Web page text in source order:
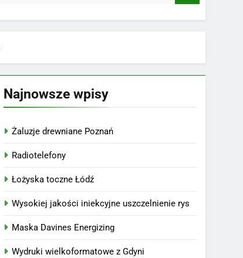
Najnowsze wpisy
Żaluzje drewniane Poznań
Radiotelefony
Łożyska toczne Łódź
Wysokiej jakości iniekcyjne uszczelnienie rys
Maska Davines Energizing
Wydruki wielkoformatowe z Gdyni